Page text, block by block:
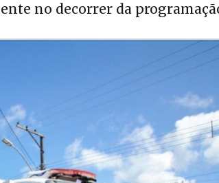
no decorrer da